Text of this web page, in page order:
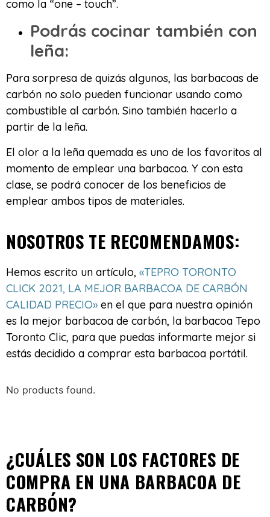
como la “one – touch”.
Podrás cocinar también con
leña:
Para sorpresa de quizás algunos, las barbacoas de
carbón no solo pueden funcionar usando como
combustible al carbón. Sino también hacerlo a
partir de la leña.
El olor a la leña quemada es uno de los favoritos al
momento de emplear una barbacoa. Y con esta
clase, se podrá conocer de los beneficios de
emplear ambos tipos de materiales.
NOSOTROS TE RECOMENDAMOS:
Hemos escrito un artículo, «TEPRO TORONTO
CLICK 2021, LA MEJOR BARBACOA DE CARBÓN
CALIDAD PRECIO» en el que para nuestra opinión
es la mejor barbacoa de carbón, la barbacoa Tepo
Toronto Clic, para que puedas informarte mejor si
estás decidido a comprar esta barbacoa portátil.
No products found.
¿CUÁLES SON LOS FACTORES DE
COMPRA EN UNA BARBACOA DE
CARBÓN?